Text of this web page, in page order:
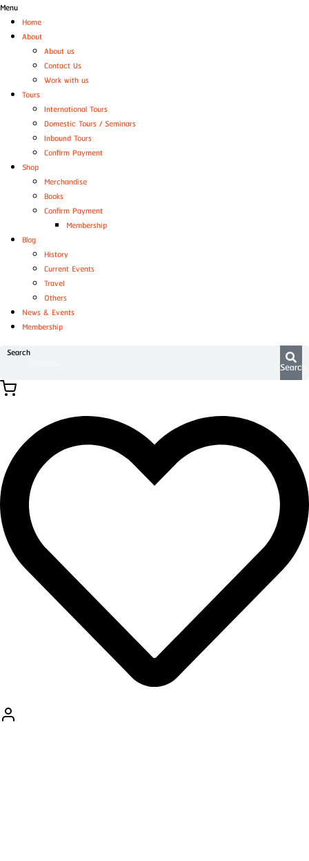
Menu
Home
About
About us
Contact Us
Work with us
Tours
International Tours
Domestic Tours / Seminars
Inbound Tours
Confirm Payment
Shop
Merchandise
Books
Confirm Payment
Membership
Blog
History
Current Events
Travel
Others
News & Events
Membership
Search
Search